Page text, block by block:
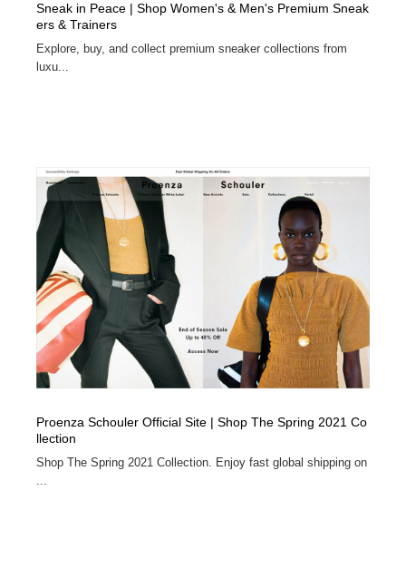
Sneak in Peace | Shop Women's & Men's Premium Sneak
ers & Trainers
Explore, buy, and collect premium sneaker collections from
luxu...
Proenza Schouler Official Site | Shop The Spring 2021 Co
llection
Shop The Spring 2021 Collection. Enjoy fast global shipping on
...